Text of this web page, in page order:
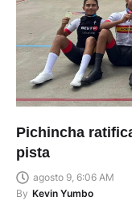
Pichincha
pista
agosto 9, 6:06 AM
By Kevin Yumbo